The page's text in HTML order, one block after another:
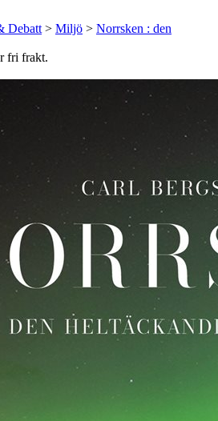
Debatt > Miljö > Norrsken : den
fri frakt.